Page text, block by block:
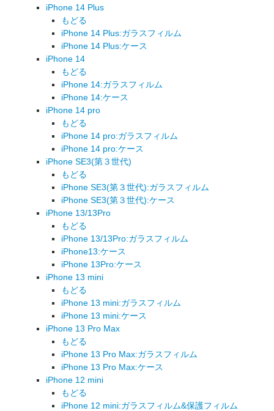
iPhone 14 Plus
もどる
iPhone 14 Plus:ガラスフィルム
iPhone 14 Plus:ケース
iPhone 14
もどる
iPhone 14:ガラスフィルム
iPhone 14:ケース
iPhone 14 pro
もどる
iPhone 14 pro:ガラスフィルム
iPhone 14 pro:ケース
iPhone SE3(第３世代)
もどる
iPhone SE3(第３世代):ガラスフィルム
iPhone SE3(第３世代):ケース
iPhone 13/13Pro
もどる
iPhone 13/13Pro:ガラスフィルム
iPhone13:ケース
iPhone 13Pro:ケース
iPhone 13 mini
もどる
iPhone 13 mini:ガラスフィルム
iPhone 13 mini:ケース
iPhone 13 Pro Max
もどる
iPhone 13 Pro Max:ガラスフィルム
iPhone 13 Pro Max:ケース
iPhone 12 mini
もどる
iPhone 12 mini:ガラスフィルム&保護フィルム